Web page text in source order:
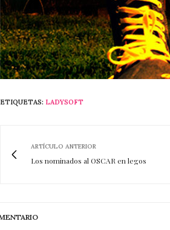
ETIQUETAS: LADYSOFT
ARTÍCULO ANTERIOR
Los nominados al OSCAR en legos